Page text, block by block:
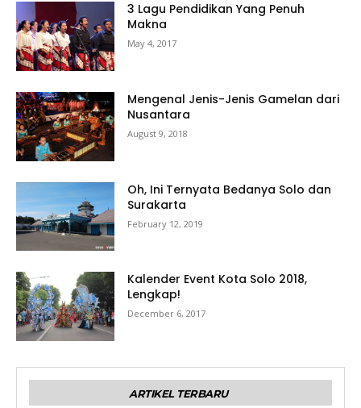
3 Lagu Pendidikan Yang Penuh
Makna
May 4, 2017
Mengenal Jenis-Jenis Gamelan dari
Nusantara
August 9, 2018
Oh, Ini Ternyata Bedanya Solo dan
Surakarta
February 12, 2019
Kalender Event Kota Solo 2018,
Lengkap!
December 6, 2017
ARTIKEL TERBARU